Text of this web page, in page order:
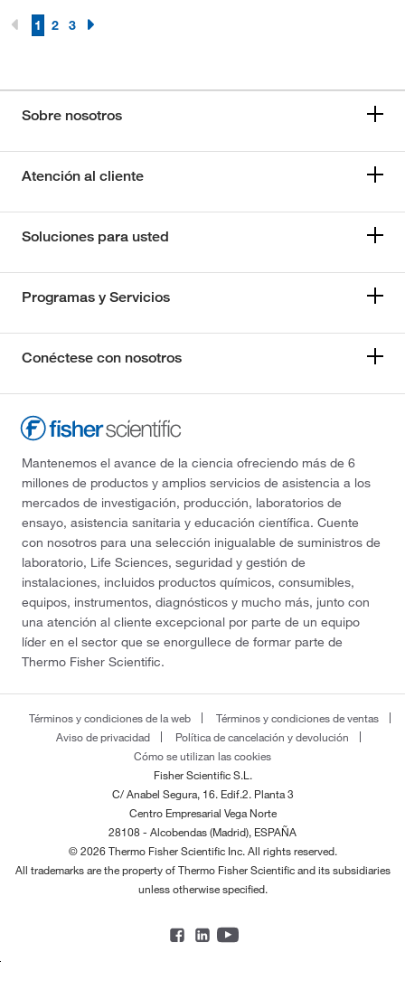
1 2 3
Sobre nosotros
Atención al cliente
Soluciones para usted
Programas y Servicios
Conéctese con nosotros
Mantenemos el avance de la ciencia ofreciendo más de 6
millones de productos y amplios servicios de asistencia a los
mercados de investigación, producción, laboratorios de
ensayo, asistencia sanitaria y educación científica. Cuente
con nosotros para una selección inigualable de suministros de
laboratorio, Life Sciences, seguridad y gestión de
instalaciones, incluidos productos químicos, consumibles,
equipos, instrumentos, diagnósticos y mucho más, junto con
una atención al cliente excepcional por parte de un equipo
líder en el sector que se enorgullece de formar parte de
Thermo Fisher Scientific.
Términos y condiciones de la web
Términos y condiciones de ventas
Aviso de privacidad
Política de cancelación y devolución
Cómo se utilizan las cookies
Fisher Scientific S.L.
C/ Anabel Segura, 16. Edif.2. Planta 3
Centro Empresarial Vega Norte
28108 - Alcobendas (Madrid), ESPAÑA
© 2026 Thermo Fisher Scientific Inc. All rights reserved.
All trademarks are the property of Thermo Fisher Scientific and its subsidiaries
unless otherwise specified.